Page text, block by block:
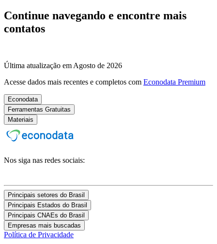
Continue navegando e encontre mais
contatos
Última atualização em Agosto de 2026
Acesse dados mais recentes e completos com Econodata Premium
Econodata
Ferramentas Gratuitas
Materiais
Nos siga nas redes sociais:
Principais setores do Brasil
Principais Estados do Brasil
Principais CNAEs do Brasil
Empresas mais buscadas
Política de Privacidade